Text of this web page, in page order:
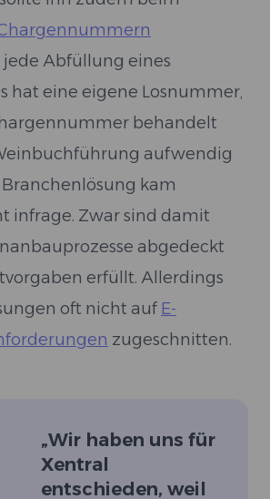
Abfüllung eines
hat eine eigene Losnummer,
behandelt
aufwendig
kam
infrage. Zwar sind damit
abgedeckt
erfüllt. Allerdings
oft nicht auf E-
zugeschnitten.
„Wir haben uns für
Xentral
entschieden, weil